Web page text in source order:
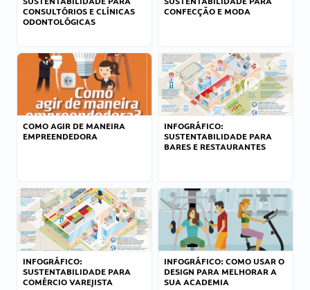
CONSULTÓRIOS E CLÍNICAS
ODONTOLÓGICAS
CONFECÇÃO E MODA
COMO AGIR DE MANEIRA
EMPREENDEDORA
INFOGRÁFICO:
SUSTENTABILIDADE PARA
BARES E RESTAURANTES
INFOGRÁFICO:
SUSTENTABILIDADE PARA
COMÉRCIO VAREJISTA
INFOGRÁFICO: COMO USAR O
DESIGN PARA MELHORAR A
SUA ACADEMIA